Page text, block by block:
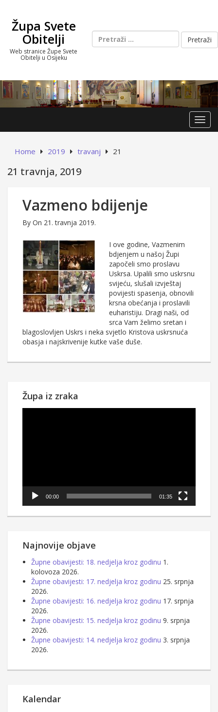
contentŽupa Svete
Obitelji
Web stranice Župe Svete
Obitelji u Osijeku
Pretraži:
Home 2019 travanj 21
21 travnja, 2019
Vazmeno bdijenje
By On 21. travnja 2019.
I ove godine, Vazmenim
bdjenjem u našoj Župi
započeli smo proslavu
Uskrsa. Upalili smo uskrsnu
svijeću, slušali izvještaj
povijesti spasenja, obnovili
krsna obećanja i proslavili
euharistiju. Dragi naši, od
srca Vam želimo sretan i
blagoslovljen Uskrs i neka svjetlo Kristova uskrsnuća
obasja i najskrivenije kutke vaše duše.
Župa iz zraka
00:00 01:35
Najnovije objave
Župne obavijesti: 18. nedjelja kroz godinu 1.
kolovoza 2026.
Župne obavijesti: 17. nedjelja kroz godinu 25. srpnja
2026.
Župne obavijesti: 16. nedjelja kroz godinu 17. srpnja
2026.
Župne obavijesti: 15. nedjelja kroz godinu 9. srpnja
2026.
Župne obavijesti: 14. nedjelja kroz godinu 3. srpnja
2026.
Kalendar